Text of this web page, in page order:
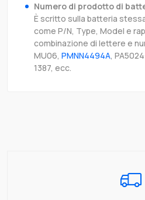
Numero di prodotto di
È scritto sulla batteria
come P/N, Type, Model e
combinazione di lettere e
MU06, PMNN4494A,
1387, ecc.